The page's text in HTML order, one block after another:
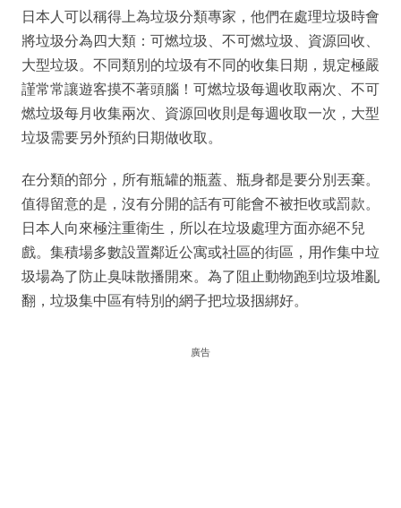
日本人可以稱得上為垃圾分類專家，他們在處理垃圾時會
將垃圾分為四大類：可燃垃圾、不可燃垃圾、資源回收、
大型垃圾。不同類別的垃圾有不同的收集日期，規定極嚴
謹常常讓遊客摸不著頭腦！可燃垃圾每週收取兩次、不可
燃垃圾每月收集兩次、資源回收則是每週收取一次，大型
垃圾需要另外預約日期做收取。
在分類的部分，所有瓶罐的瓶蓋、瓶身都是要分別丟棄。
值得留意的是，沒有分開的話有可能會不被拒收或罰款。
日本人向來極注重衛生，所以在垃圾處理方面亦絕不兒
戲。集積場多數設置鄰近公寓或社區的街區，用作集中垃
圾場為了防止臭味散播開來。為了阻止動物跑到垃圾堆亂
翻，垃圾集中區有特別的網子把垃圾㧢綁好。
廣告